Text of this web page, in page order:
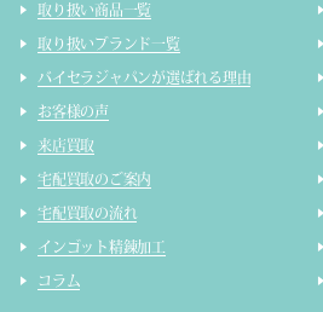
取り扱い商品一覧
取り扱いブランド一覧
バイセラジャパンが選ばれる理由
お客様の声
来店買取
宅配買取のご案内
宅配買取の流れ
インゴット精錬加工
コラム